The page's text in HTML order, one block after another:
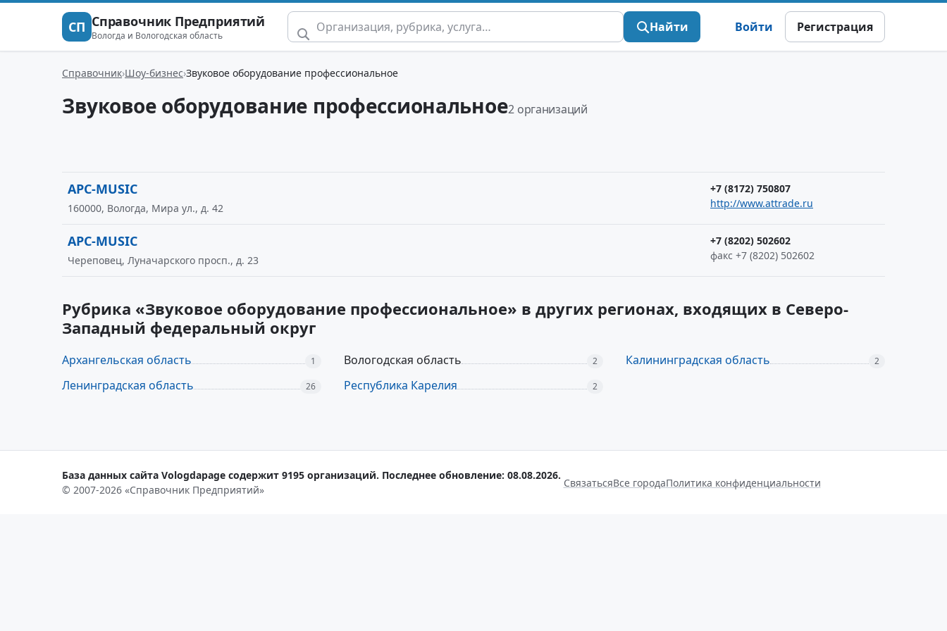
СП Справочник Предприятий
Вологда и Вологодская область
Найти Войти Регистрация
Справочник Шоу-бизнес Звуковое оборудование профессиональное
Звуковое оборудование профессиональное2 организаций
APC-MUSIC
+7 (8172) 750807
http://www.attrade.ru
160000, Вологда, Мира ул., д. 42
APC-MUSIC
+7 (8202) 502602
факс +7 (8202) 502602
Череповец, Луначарского просп., д. 23
Рубрика «Звуковое оборудование профессиональное» в других регионах, входящих в Северо-
Западный федеральный округ
Архангельская область 1 Вологодская область 2 Калининградская область 2
Ленинградская область 26 Республика Карелия 2
База данных сайта Vologdapage содержит 9195 организаций. Последнее обновление: 08.08.2026.
© 2007-2026 «Справочник Предприятий»
СвязатьсяВсе городаПолитика конфиденциальности